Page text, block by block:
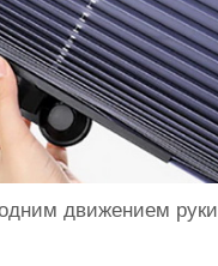
движением руки